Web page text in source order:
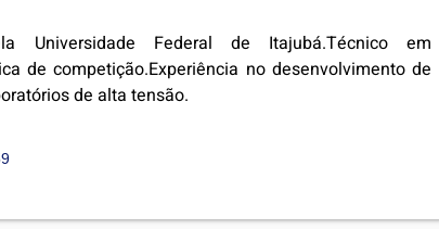
Universidade Federal de Itajubá.Técnico em
de competição.Experiência no desenvolvimento de
de alta tensão.